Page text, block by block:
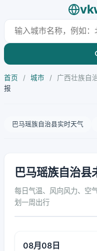
首页 / 城市 / 广西壮族自
报
巴马瑶族自治县实时天气
巴马瑶族自治县
每日气温、风向风力、空
划一周出行
08月08日